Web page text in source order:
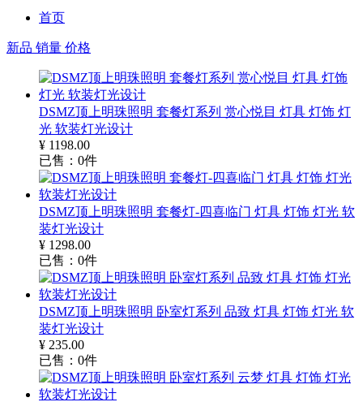
首页
新品 销量 价格
DSMZ顶上明珠照明 套餐灯系列 赏心悦目 灯具 灯饰 灯
光 软装灯光设计
¥ 1198.00
已售： 0件
DSMZ顶上明珠照明 套餐灯-四喜临门 灯具 灯饰 灯光 软
装灯光设计
¥ 1298.00
已售： 0件
DSMZ顶上明珠照明 卧室灯系列 品致 灯具 灯饰 灯光 软
装灯光设计
¥ 235.00
已售： 0件